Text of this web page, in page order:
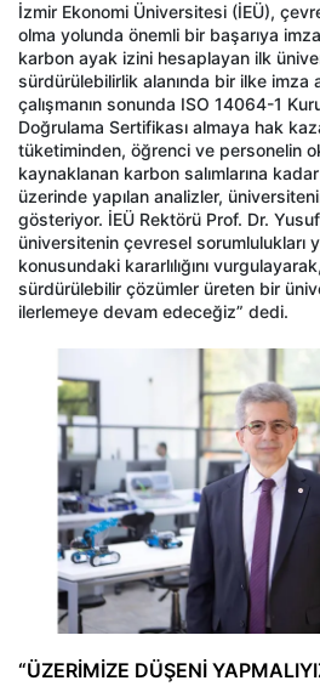
İzmir Ekonomi Üniversitesi (İEÜ),
olma yolunda önemli bir başarıya
karbon ayak izini hesaplayan ilk
sürdürülebilirlik alanında bir ilke imza
çalışmanın sonunda ISO 14064-1
Doğrulama Sertifikası almaya hak
tüketiminden, öğrenci ve personelin
kaynaklanan karbon salımlarına
üzerinde yapılan analizler,
gösteriyor. İEÜ Rektörü Prof. Dr.
üniversitenin çevresel sorumlulukları
konusundaki kararlılığını
sürdürülebilir çözümler üreten bir
ilerlemeye devam edeceğiz” dedi.
“ÜZERİMİZE DÜŞENİ